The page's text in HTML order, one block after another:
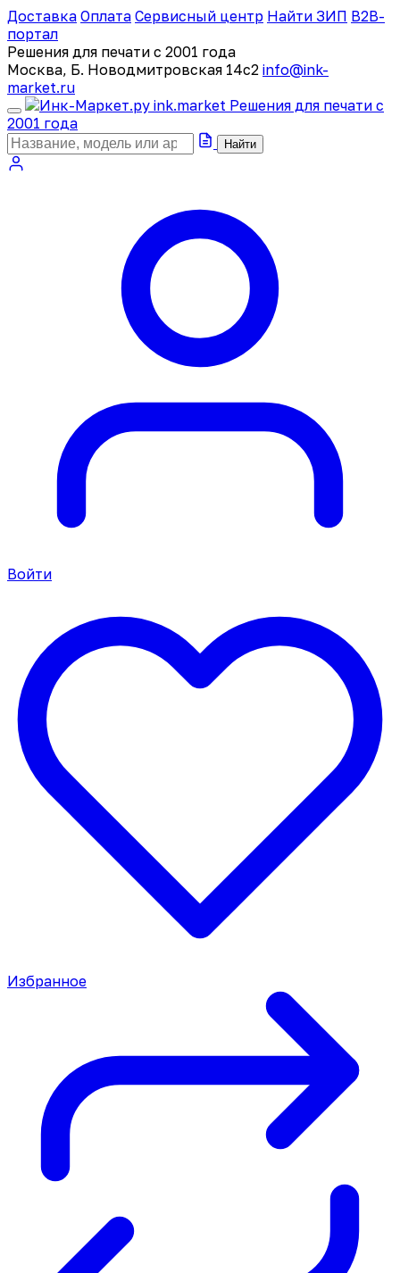
Доставка Оплата Сервисный центр Найти ЗИП B2B-
портал
Решения для печати с 2001 года
Москва, Б. Новодмитровская 14с2 info@ink-
market.ru
ink.market Решения для печати с
2001 года
Найти
Войти
Избранное